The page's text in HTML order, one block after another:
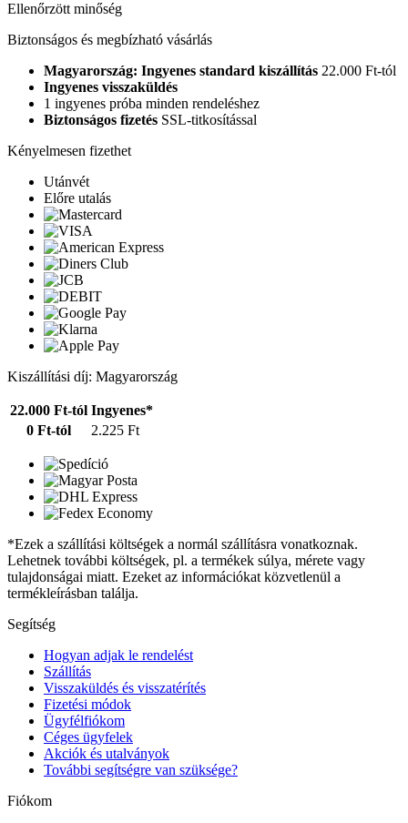
Ellenőrzött minőség
Biztonságos és megbízható vásárlás
Magyarország: Ingyenes standard kiszállítás 22.000 Ft-tól
Ingyenes visszaküldés
1 ingyenes próba minden rendeléshez
Biztonságos fizetés SSL-titkosítással
Kényelmesen fizethet
Utánvét
Előre utalás
Kiszállítási díj: Magyarország
22.000 Ft-tól Ingyenes*
0 Ft-tól
2.225 Ft
*Ezek a szállítási költségek a normál szállításra vonatkoznak.
Lehetnek további költségek, pl. a termékek súlya, mérete vagy
tulajdonságai miatt. Ezeket az információkat közvetlenül a
termékleírásban találja.
Segítség
Hogyan adjak le rendelést
Szállítás
Visszaküldés és visszatérítés
Fizetési módok
Ügyfélfiókom
Céges ügyfelek
Akciók és utalványok
További segítségre van szüksége?
Fiókom